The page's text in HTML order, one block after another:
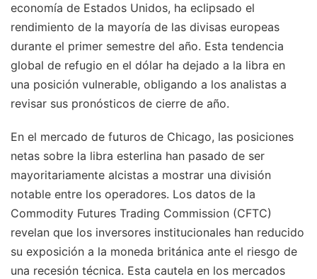
economía de Estados Unidos, ha eclipsado el
rendimiento de la mayoría de las divisas europeas
durante el primer semestre del año. Esta tendencia
global de refugio en el dólar ha dejado a la libra en
una posición vulnerable, obligando a los analistas a
revisar sus pronósticos de cierre de año.
En el mercado de futuros de Chicago, las posiciones
netas sobre la libra esterlina han pasado de ser
mayoritariamente alcistas a mostrar una división
notable entre los operadores. Los datos de la
Commodity Futures Trading Commission (CFTC)
revelan que los inversores institucionales han reducido
su exposición a la moneda británica ante el riesgo de
una recesión técnica. Esta cautela en los mercados